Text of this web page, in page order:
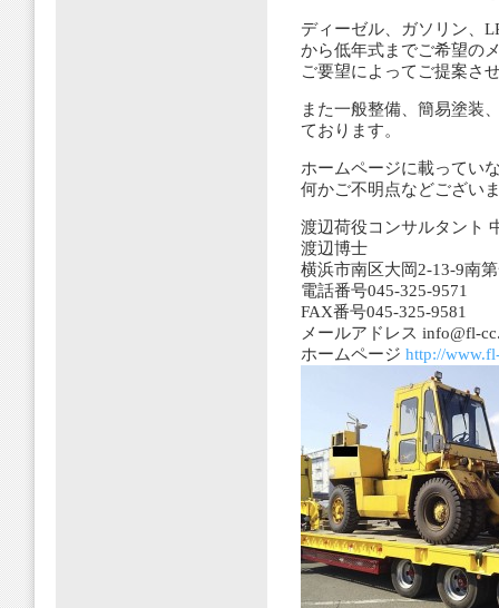
ディーゼル、ガソリン、
から低年式までご希望の
ご要望によってご提案さ
また一般整備、簡易塗装
ております。
ホームページに載ってい
何かご不明点などござい
渡辺荷役コンサルタント
渡辺博士
横浜市南区大岡2-13-9南
電話番号045-325-9571
FAX番号045-325-9581
メールアドレス info@fl-
ホームページ http://